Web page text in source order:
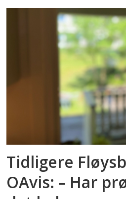
Tidligere
OAvis: – Har